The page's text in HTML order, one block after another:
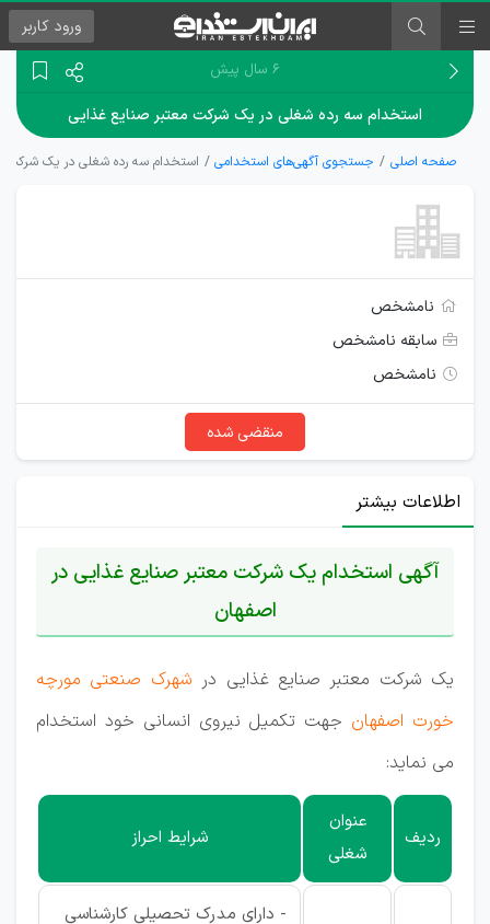
ورود کاربر
۶ سال پیش
استخدام سه رده شغلی در یک شرکت معتبر صنایع غذایی
صفحه اصلی جستجوی آگهی‌های استخدامی استخدام سه رده شغلی در یک شرکت
نامشخص
سابقه نامشخص
نامشخص
منقضی شده
اطلاعات بیشتر
آگهی استخدام یک شرکت معتبر صنایع غذایی در
اصفهان
یک شرکت معتبر صنایع غذایی در شهرک صنعتی مورچه
خورت اصفهان جهت تکمیل نیروی انسانی خود استخدام
می نماید:
ردیف
عنوان
شغلی
شرایط احراز
- دارای مدرک تحصیلی کارشناسی